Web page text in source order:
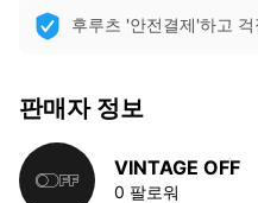
후루츠 '안전결제'하고
판매자 정보
VINTAGE OFF
0 팔로워